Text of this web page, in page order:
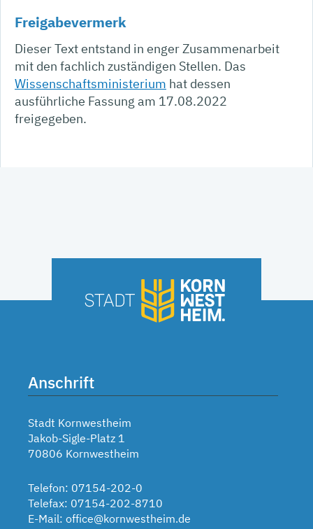
Freigabevermerk
Dieser Text entstand in enger Zusammenarbeit
mit den fachlich zuständigen Stellen. Das
Wissenschaftsministerium hat dessen
ausführliche Fassung am 17.08.2022
freigegeben.
Anschrift
Stadt Kornwestheim
Jakob-Sigle-Platz 1
70806 Kornwestheim
Telefon: 07154-202-0
Telefax: 07154-202-8710
E-Mail: office@kornwestheim.de